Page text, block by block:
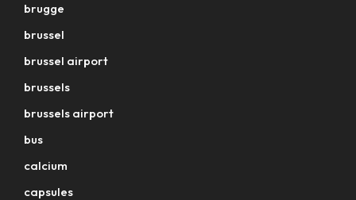
brugge
brussel
brussel airport
brussels
brussels airport
bus
calcium
capsules